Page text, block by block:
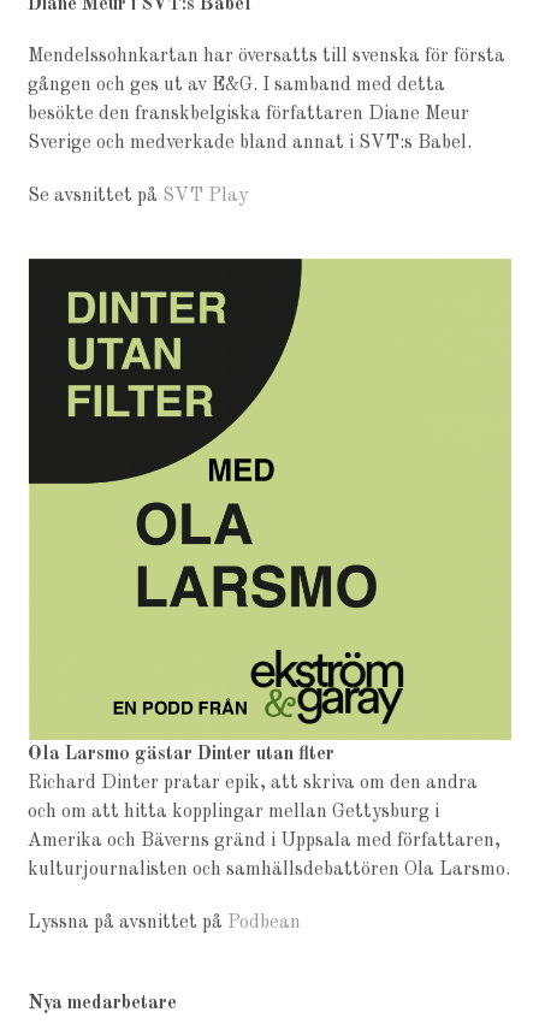
Diane Meur i SVT:s Babel
Mendelssohnkartan har översatts till svenska för första
gången och ges ut av E&G. I samband med detta
besökte den franskbelgiska författaren Diane Meur
Sverige och medverkade bland annat i SVT:s Babel.
Se avsnittet på SVT Play
Ola Larsmo gästar Dinter utan flter
Richard Dinter pratar epik, att skriva om den andra
och om att hitta kopplingar mellan Gettysburg i
Amerika och Bäverns gränd i Uppsala med författaren,
kulturjournalisten och samhällsdebattören Ola Larsmo.
Lyssna på avsnittet på Podbean
Nya medarbetare